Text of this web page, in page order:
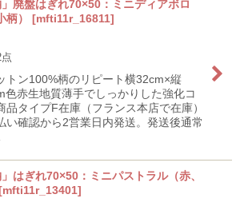
」廃盤はぎれ70×50：ミニディアボロ
柄）
[mfti11r_16811]
トン100%柄のリピート横32cm×縦
色赤生地質薄手でしっかりした強化コ
品タイプF在庫（フランス本店で在庫）
い確認から2営業日内発送。発送後通常
」はぎれ70×50：ミニパストラル（赤、
mfti11r_13401]